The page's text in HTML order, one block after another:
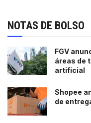
NOTAS DE BOLSO
FGV
áreas de
artificial
Shopee
de